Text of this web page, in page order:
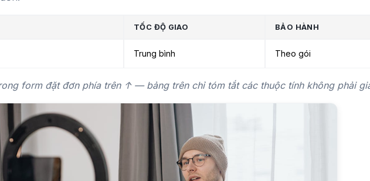
form đặt đơn phía trên ↑ — bảng trên chỉ tóm tắt các thuộc tính không phải giá.